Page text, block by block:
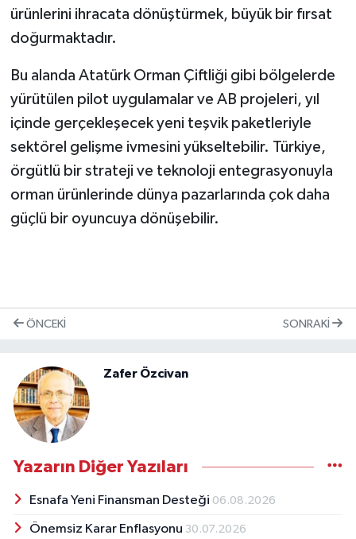
ürünlerini ihracata dönüştürmek, büyük bir fırsat
doğurmaktadır.
Bu alanda Atatürk Orman Çiftliği gibi bölgelerde
yürütülen pilot uygulamalar ve AB projeleri, yıl
içinde gerçekleşecek yeni teşvik paketleriyle
sektörel gelişme ivmesini yükseltebilir. Türkiye,
örgütlü bir strateji ve teknoloji entegrasyonuyla
orman ürünlerinde dünya pazarlarında çok daha
güçlü bir oyuncuya dönüşebilir.
ÖNCEKI SONRAKI
Zafer Özcivan
Yazarın Diğer Yazıları
Esnafa Yeni Finansman Desteği 06.08.2026
Önemsiz Karar Enflasyonu 30.07.2026